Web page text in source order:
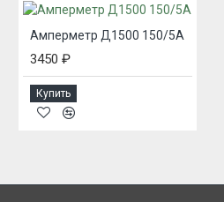
Амперметр Д1500 150/5А
3450 ₽
Купить